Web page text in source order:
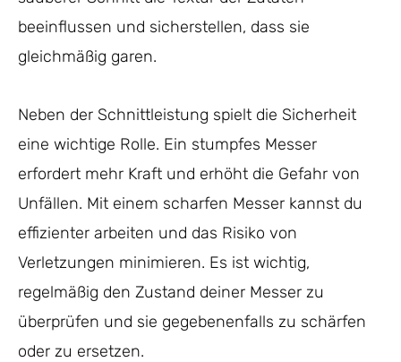
beeinflussen und sicherstellen, dass sie
gleichmäßig garen.
Neben der Schnittleistung spielt die Sicherheit
eine wichtige Rolle. Ein stumpfes Messer
erfordert mehr Kraft und erhöht die Gefahr von
Unfällen. Mit einem scharfen Messer kannst du
effizienter arbeiten und das Risiko von
Verletzungen minimieren. Es ist wichtig,
regelmäßig den Zustand deiner Messer zu
überprüfen und sie gegebenenfalls zu schärfen
oder zu ersetzen.